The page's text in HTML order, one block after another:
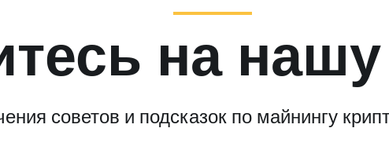
на
советов и подсказок по майнингу